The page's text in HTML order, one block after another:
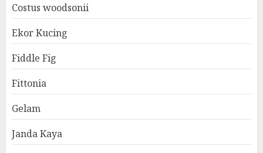
Costus woodsonii
Ekor Kucing
Fiddle Fig
Fittonia
Gelam
Janda Kaya